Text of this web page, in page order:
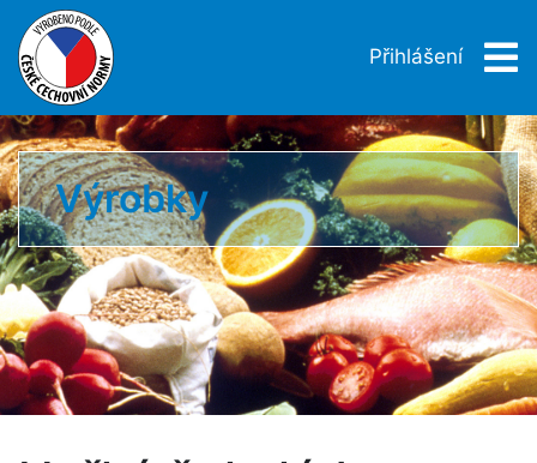
Přihlášení
Výrobky